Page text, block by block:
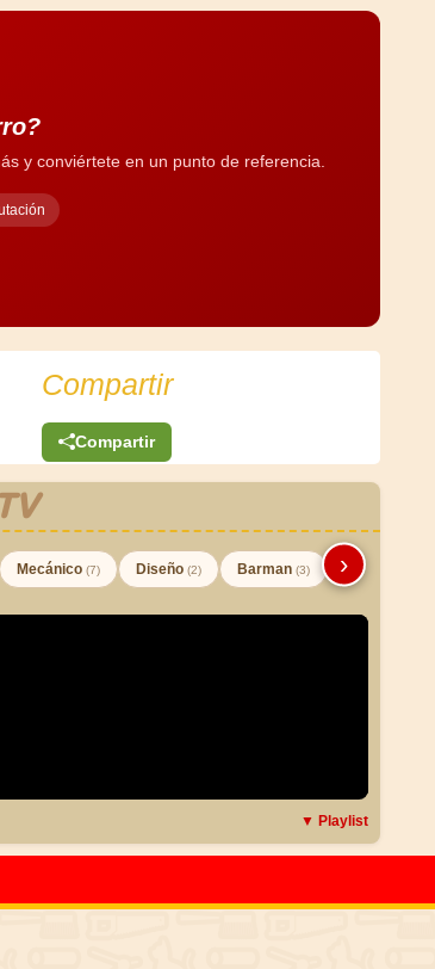
y conviértete en un punto de referencia.
Compartir
Compartir
Mecánico (7) Diseño (2) Barman (3) ›
▼ Playlist